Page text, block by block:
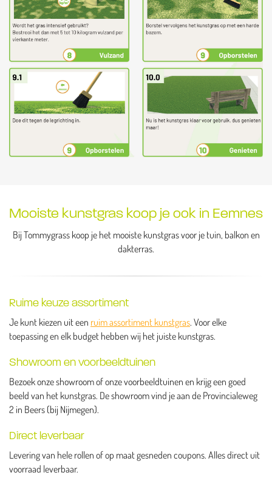
Mooiste kunstgras koop je ook in Eemnes
Bij Tommygrass koop je het mooiste kunstgras voor je tuin, balkon en
dakterras.
Ruime keuze assortiment
Je kunt kiezen uit een ruim assortiment kunstgras. Voor elke
toepassing en elk budget hebben wij het juiste kunstgras.
Showroom en voorbeeldtuinen
Bezoek onze showroom of onze voorbeeldtuinen en krijg een goed
beeld van het kunstgras. De showroom vind je aan de Provincialeweg
2 in Beers (bij Nijmegen).
Direct leverbaar
Levering van hele rollen of op maat gesneden coupons. Alles direct uit
voorraad leverbaar.